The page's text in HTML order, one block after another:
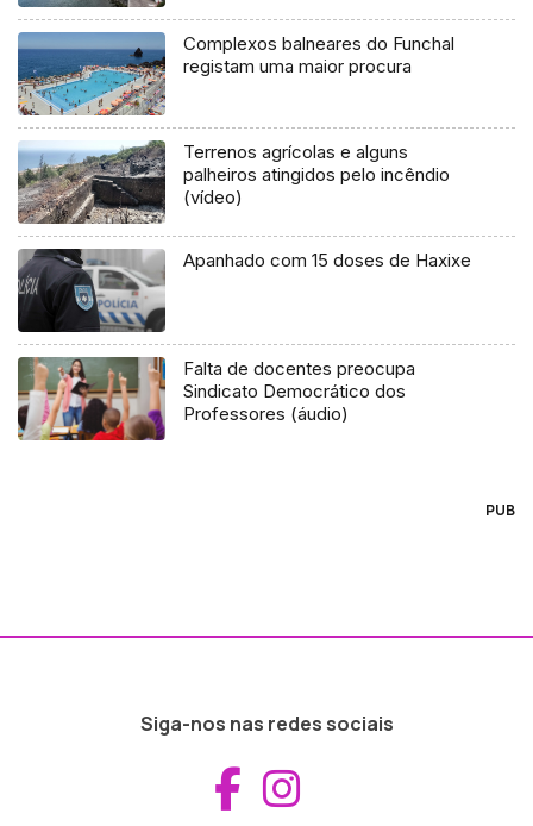
Complexos balneares do Funchal
registam uma maior procura
Terrenos agrícolas e alguns
palheiros atingidos pelo incêndio
(vídeo)
Apanhado com 15 doses de Haxixe
Falta de docentes preocupa
Sindicato Democrático dos
Professores (áudio)
PUB
Siga-nos nas redes sociais
Aceder ao